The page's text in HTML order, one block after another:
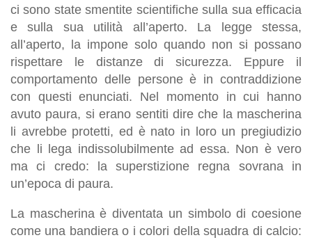
ci sono state smentite scientifiche sulla sua efficacia
e sulla sua utilità all’aperto. La legge stessa,
all’aperto, la impone solo quando non si possano
rispettare le distanze di sicurezza. Eppure il
comportamento delle persone è in contraddizione
con questi enunciati. Nel momento in cui hanno
avuto paura, si erano sentiti dire che la mascherina
li avrebbe protetti, ed è nato in loro un pregiudizio
che li lega indissolubilmente ad essa. Non è vero
ma ci credo: la superstizione regna sovrana in
un’epoca di paura.
La mascherina è diventata un simbolo di coesione
come una bandiera o i colori della squadra di calcio: